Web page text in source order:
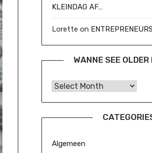
KLEINDAG AF…
Lorette on ENTREPRENEURS
WANNE SEE
Wanne See Older Posts?
Algemeen